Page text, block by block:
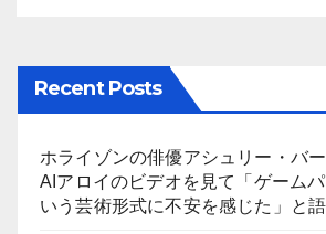
Recent Posts
ホライゾンの俳優アシュリー・バ
AIアロイのビデオを見て「ゲーム
いう芸術形式に不安を感じた」と